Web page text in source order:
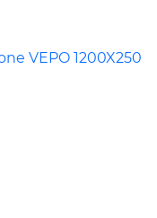
VEPO 1200X250